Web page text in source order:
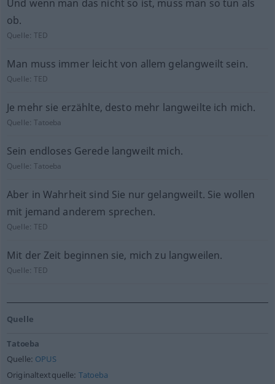
Und wenn man das nicht so ist, muss man so tun als
ob.
Quelle:TED
Man muss immer leicht von allem gelangweilt sein.
Quelle:TED
Je mehr sie erzählte, desto mehr langweilte ich mich.
Quelle:Tatoeba
Sein endloses Gerede langweilt mich.
Quelle:Tatoeba
Aber in Wahrheit sind Sie nur gelangweilt. Sie wollen
mit jemand anderem sprechen.
Quelle:TED
Mit der Zeit beginnen sie, mich zu langweilen.
Quelle:TED
Quelle
Tatoeba
Quelle: OPUS
Originaltextquelle: Tatoeba